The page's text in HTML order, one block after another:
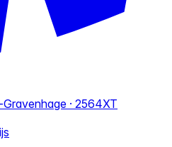
Gravenhage · 2564XT